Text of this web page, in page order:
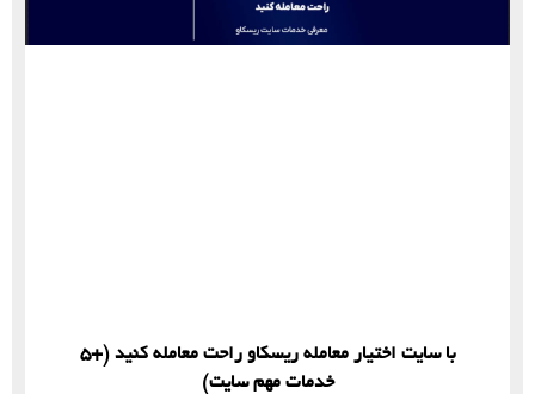
با سایت اختیار معامله ریسکاو راحت معامله کنید (+5
خدمات مهم سایت)